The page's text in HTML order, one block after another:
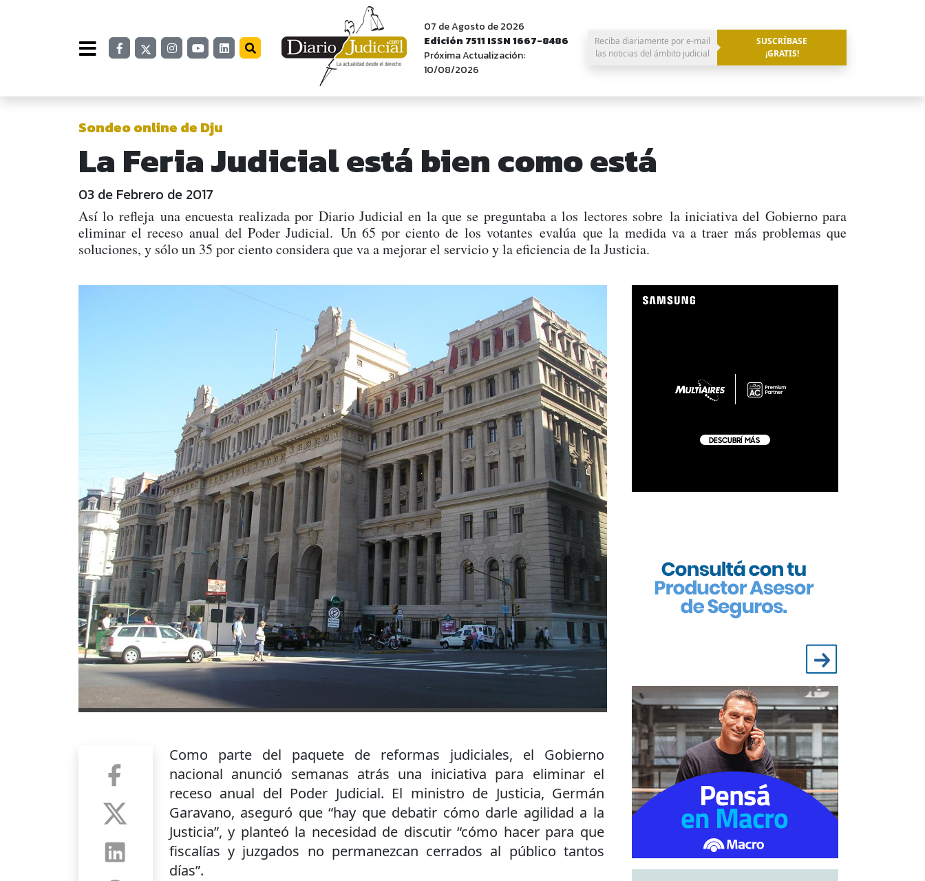
07 de Agosto de 2026
Edición 7511 ISSN 1667-8486
Próxima Actualización:
10/08/2026
Reciba diariamente por e-mail
las noticias del ámbito judicial
SUSCRÍBASE
¡GRATIS!
Sondeo online de Dju
La Feria Judicial está bien como está
03 de Febrero de 2017
Así lo refleja una encuesta realizada por Diario Judicial en la que se preguntaba a los lectores sobre la iniciativa del Gobierno para
eliminar el receso anual del Poder Judicial. Un 65 por ciento de los votantes evalúa que la medida va a traer más problemas que
soluciones, y sólo un 35 por ciento considera que va a mejorar el servicio y la eficiencia de la Justicia.
Como parte del paquete de reformas judiciales, el Gobierno
nacional anunció semanas atrás una iniciativa para eliminar el
receso anual del Poder Judicial. El ministro de Justicia, Germán
Garavano, aseguró que “hay que debatir cómo darle agilidad a la
Justicia”, y planteó la necesidad de discutir “cómo hacer para que
fiscalías y juzgados no permanezcan cerrados al público tantos
días”.